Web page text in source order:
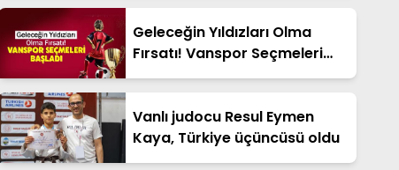
Geleceğin Yıldızları Olma
Fırsatı! Vanspor Seçmeleri
Başladı
Vanlı judocu Resul Eymen
Kaya, Türkiye üçüncüsü oldu